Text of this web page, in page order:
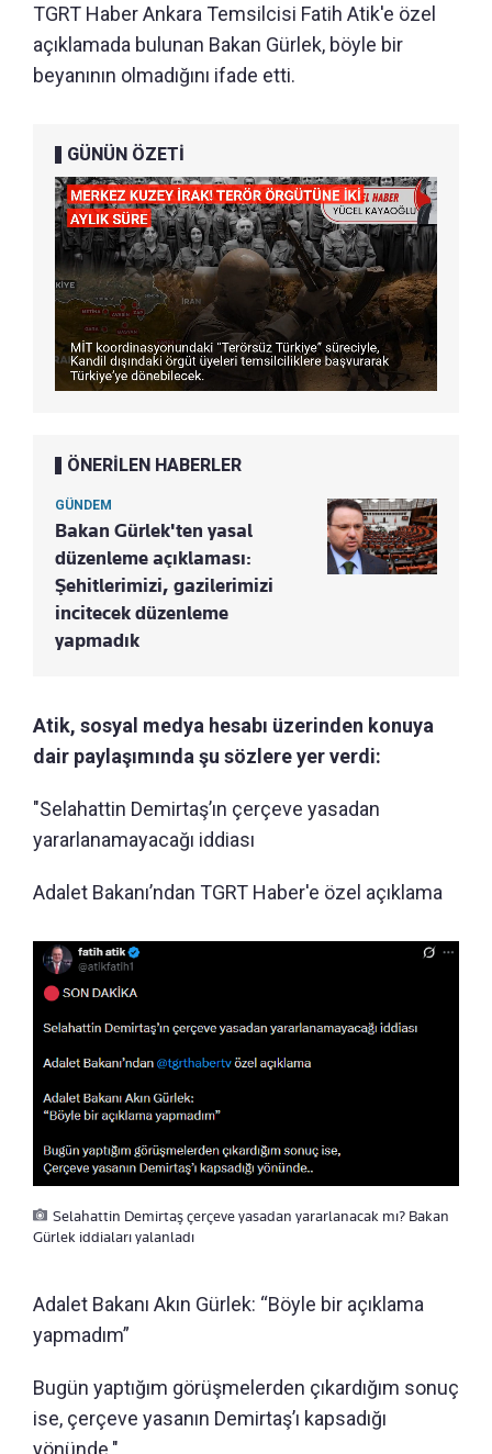
TGRT Haber Ankara Temsilcisi Fatih Atik'e özel
açıklamada bulunan Bakan Gürlek, böyle bir
beyanının olmadığını ifade etti.
GÜNÜN ÖZETİ
ÖNERİLEN HABERLER
GÜNDEM
Bakan Gürlek'ten yasal
düzenleme açıklaması:
Şehitlerimizi, gazilerimizi
incitecek düzenleme
yapmadık
Atik, sosyal medya hesabı üzerinden konuya
dair paylaşımında şu sözlere yer verdi:
"Selahattin Demirtaş’ın çerçeve yasadan
yararlanamayacağı iddiası
Adalet Bakanı’ndan TGRT Haber'e özel açıklama
Selahattin Demirtaş çerçeve yasadan yararlanacak mı? Bakan
Gürlek iddiaları yalanladı
Adalet Bakanı Akın Gürlek: “Böyle bir açıklama
yapmadım”
Bugün yaptığım görüşmelerden çıkardığım sonuç
ise, çerçeve yasanın Demirtaş’ı kapsadığı
yönünde."